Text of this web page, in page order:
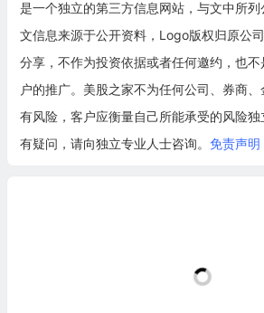
是一个独立的第三方信息网站，与文中所
文信息来源于公开资料，Logo版权归原公
分享，不作为投资依据或者任何邀约，也
户的推广。美股之家不为任何公司、券商
有风险，客户应衡量自己所能承受的风险
有疑问，请向独立专业人士咨询。 免责声明